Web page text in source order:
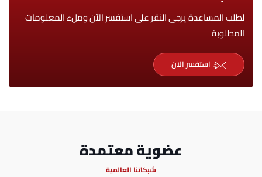
لطلب المساعدة يرجى النقر على استفسر الآن وملء المعلومات
المطلوبة
استفسر الان
عضوية معتمدة
شبكاتنا العالمية